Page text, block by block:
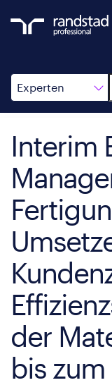
Experten
Suche
Interim
der
bis